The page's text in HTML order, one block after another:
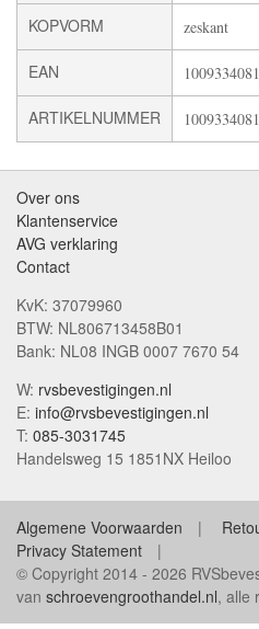
KOPVORM zeskant
EAN
ARTIKELNUMMER
Over ons
Klantenservice
AVG verklaring
Contact
KvK: 37079960
BTW: NL806713458B01
Bank: NL08 INGB 0007 7670 54
W: rvsbevestigingen.nl
E: info@rvsbevestigingen.nl
T: 085-3031745
Handelsweg 15 1851NX Heiloo
Algemene Voorwaarden
Privacy Statement
© Copyright 2014 - 2026
van schroevengroothandel.nl, alle